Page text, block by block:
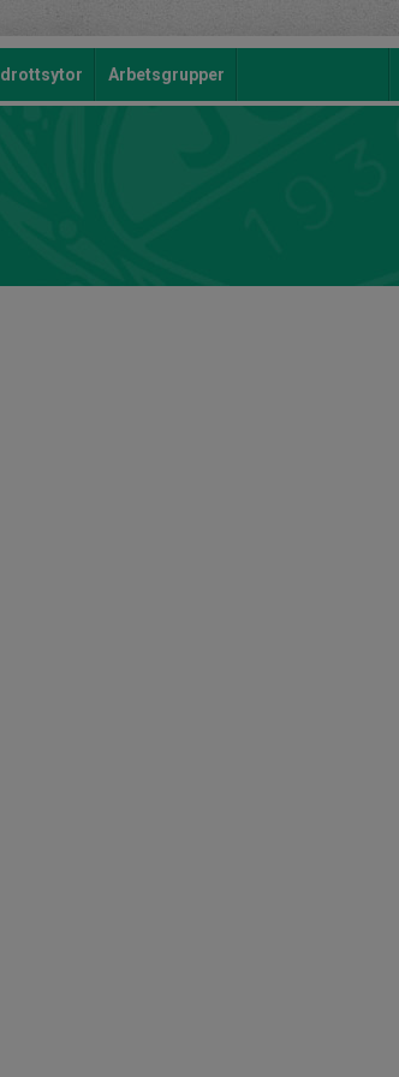
Idrottsytor Arbetsgrupper